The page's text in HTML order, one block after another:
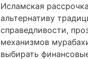
Исламская
альтернативу
справедливости,
механизмов
выбирать